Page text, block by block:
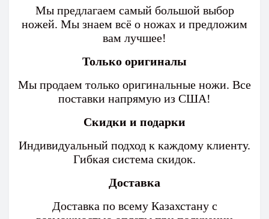
Мы предлагаем самый большой выбор
ножей. Мы знаем всё о ножах и предложим
вам лучшее!
Только оригиналы
Мы продаем только оригинальные ножи. Все
поставки напрямую из США!
Скидки и подарки
Индивидуальный подход к каждому клиенту.
Гибкая система скидок.
Доставка
Доставка по всему Казахстану с